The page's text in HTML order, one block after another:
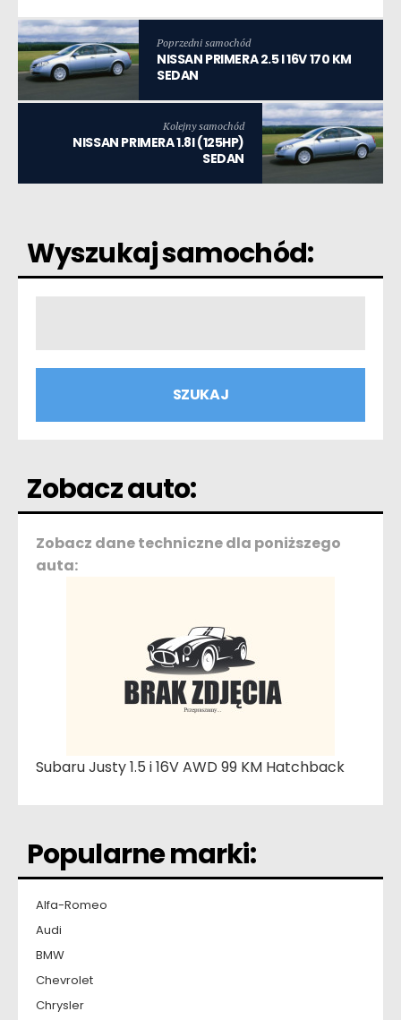
Poprzedni samochód
NISSAN PRIMERA 2.5 I 16V 170 KM
SEDAN
Kolejny samochód
NISSAN PRIMERA 1.8I (125HP)
SEDAN
Wyszukaj samochód:
Zobacz auto:
Zobacz dane techniczne dla poniższego
auta:
Subaru Justy 1.5 i 16V AWD 99 KM Hatchback
Popularne marki:
Alfa-Romeo
Audi
BMW
Chevrolet
Chrysler